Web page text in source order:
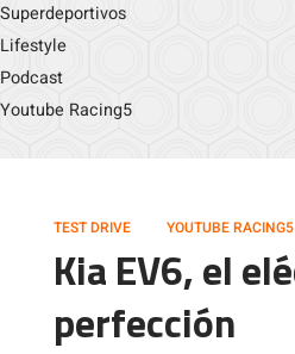
Superdeportivos
Lifestyle
Podcast
Youtube Racing5
TEST DRIVE YOUTUBE RACING5
Kia EV6, el
perfección